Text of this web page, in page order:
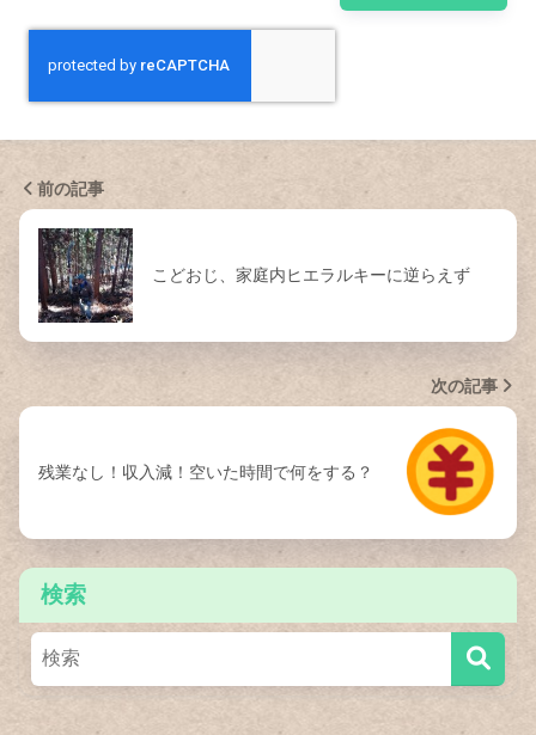
前の記事
こどおじ、家庭内ヒエラルキーに逆らえず
次の記事
残業なし！収入減！空いた時間で何をする？
検索